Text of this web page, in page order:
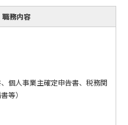
職務内容
個人事業主確定申告書、税務関
等）